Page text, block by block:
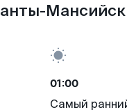
Мансийск
01:00
Самый